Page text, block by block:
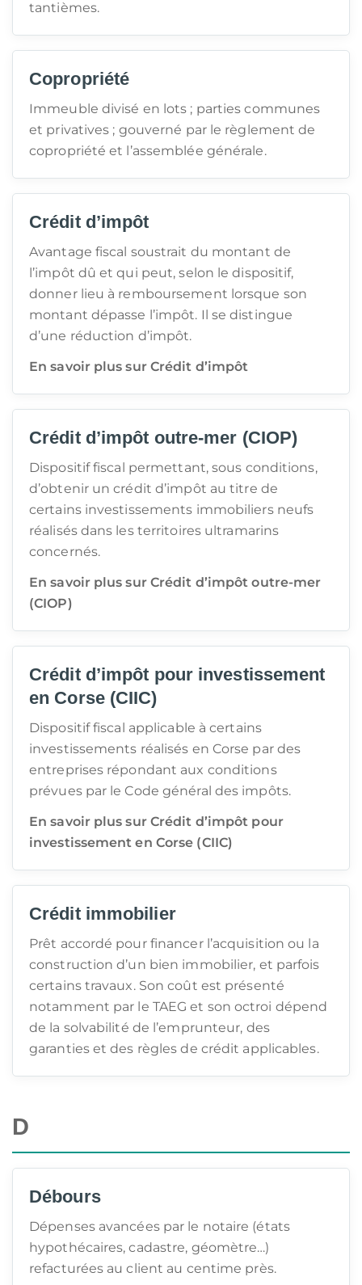
tantièmes.
Copropriété
Immeuble divisé en lots ; parties communes
et privatives ; gouverné par le règlement de
copropriété et l’assemblée générale.
Crédit d’impôt
Avantage fiscal soustrait du montant de
l’impôt dû et qui peut, selon le dispositif,
donner lieu à remboursement lorsque son
montant dépasse l’impôt. Il se distingue
d’une réduction d’impôt.
En savoir plus sur Crédit d’impôt
Crédit d’impôt outre-mer (CIOP)
Dispositif fiscal permettant, sous conditions,
d’obtenir un crédit d’impôt au titre de
certains investissements immobiliers neufs
réalisés dans les territoires ultramarins
concernés.
En savoir plus sur Crédit d’impôt outre-mer
(CIOP)
Crédit d’impôt pour investissement
en Corse (CIIC)
Dispositif fiscal applicable à certains
investissements réalisés en Corse par des
entreprises répondant aux conditions
prévues par le Code général des impôts.
En savoir plus sur Crédit d’impôt pour
investissement en Corse (CIIC)
Crédit immobilier
Prêt accordé pour financer l’acquisition ou la
construction d’un bien immobilier, et parfois
certains travaux. Son coût est présenté
notamment par le TAEG et son octroi dépend
de la solvabilité de l’emprunteur, des
garanties et des règles de crédit applicables.
D
Débours
Dépenses avancées par le notaire (états
hypothécaires, cadastre, géomètre…)
refacturées au client au centime près.